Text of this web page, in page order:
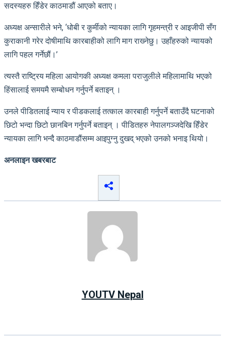
सदस्यहरु हिँडेर काठमाडौं आएको बताए।
अध्यक्ष अन्सारीले भने, ‘धोबी र कुर्मीको न्‍यायका लागि गृहमन्त्री र आइजीपी सँग
कुराकानी गरेर दोषीमाथि कारबाहीको लागि माग राख्‍नेछु। उहाँहरुको न्‍यायको
लागि पहल गर्नेछौं।’
त्यस्तै राष्ट्रिय महिला आयोगकी अध्यक्ष कमला पराजुलीले महिलामाथि भएको
हिंसालाई समयमै सम्बोधन गर्नुपर्ने बताइन् ।
उनले पीडितलाई न्याय र पीडकलाई तत्काल कारबाही गर्नुपर्ने बताउँदै घटनाको
छिटो भन्दा छिटो छानबिन गर्नुपर्ने बताइन् । पीडितहरु नेपालगञ्जदेखि हिँडेर
न्यायका लागि भन्दै काठमाडौंसम्म आइपुग्नु दुखद् भएको उनको भनाइ थियो।
अनलाइन खबरबाट
YOUTV Nepal